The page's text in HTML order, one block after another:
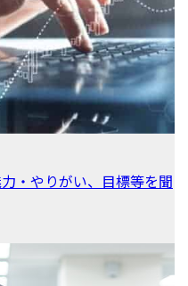
・やりがい、目標等を聞